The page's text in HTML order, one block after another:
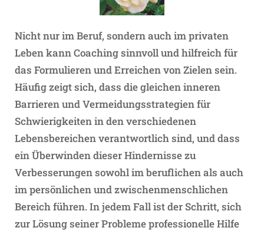
Nicht nur im Beruf, sondern auch im privaten
Leben kann Coaching sinnvoll und hilfreich für
das Formulieren und Erreichen von Zielen sein.
Häufig zeigt sich, dass die gleichen inneren
Barrieren und Vermeidungsstrategien für
Schwierigkeiten in den verschiedenen
Lebensbereichen verantwortlich sind, und dass
ein Überwinden dieser Hindernisse zu
Verbesserungen sowohl im beruflichen als auch
im persönlichen und zwischenmenschlichen
Bereich führen. In jedem Fall ist der Schritt, sich
zur Lösung seiner Probleme professionelle Hilfe